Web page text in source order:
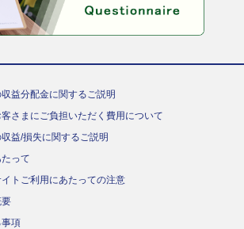
益分配金に関するご説明
さまにご負担いただく費用について
益/損失に関するご説明
って
イトご利用にあたっての注意
項